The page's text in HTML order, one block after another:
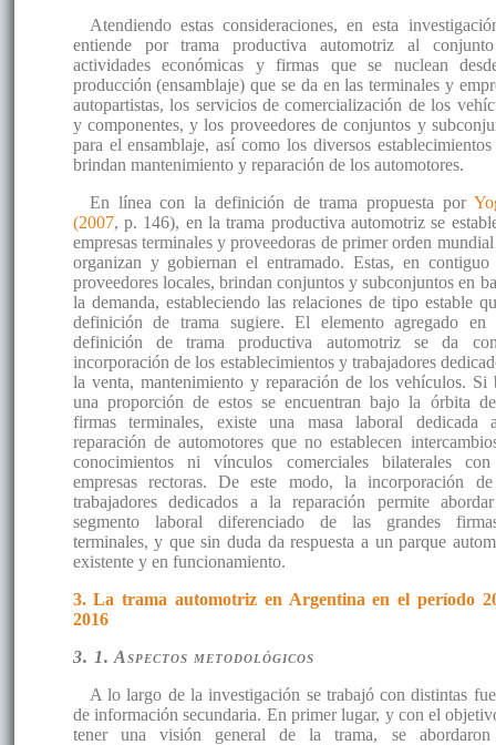
Atendiendo estas consideraciones, en esta
entiende por trama productiva automotriz al
actividades económicas y firmas que se nuclean
producción (ensamblaje) que se da en las terminales y
autopartistas, los servicios de comercialización de los
y componentes, y los proveedores de conjuntos y
para el ensamblaje, así como los diversos establecimientos
brindan mantenimiento y reparación de los automotores.
En línea con la definición de trama propuesta por
(2007, p. 146), en la trama productiva automotriz se
empresas terminales y proveedoras de primer orden
organizan y gobiernan el entramado. Estas, en contiguo
proveedores locales, brindan conjuntos y subconjuntos en
la demanda, estableciendo las relaciones de tipo estable
definición de trama sugiere. El elemento agregado en
definición de trama productiva automotriz se da
incorporación de los establecimientos y trabajadores
la venta, mantenimiento y reparación de los vehículos. Si
una proporción de estos se encuentran bajo la órbita
firmas terminales, existe una masa laboral dedicada
reparación de automotores que no establecen
conocimientos ni vínculos comerciales bilaterales
empresas rectoras. De este modo, la incorporación
trabajadores dedicados a la reparación permite
segmento laboral diferenciado de las grandes
terminales, y que sin duda da respuesta a un parque
existente y en funcionamiento.
3. La trama automotriz en Argentina en el período
2016
3. 1. Aspectos metodológicos
A lo largo de la investigación se trabajó con distintas
de información secundaria. En primer lugar, y con el
tener una visión general de la trama, se